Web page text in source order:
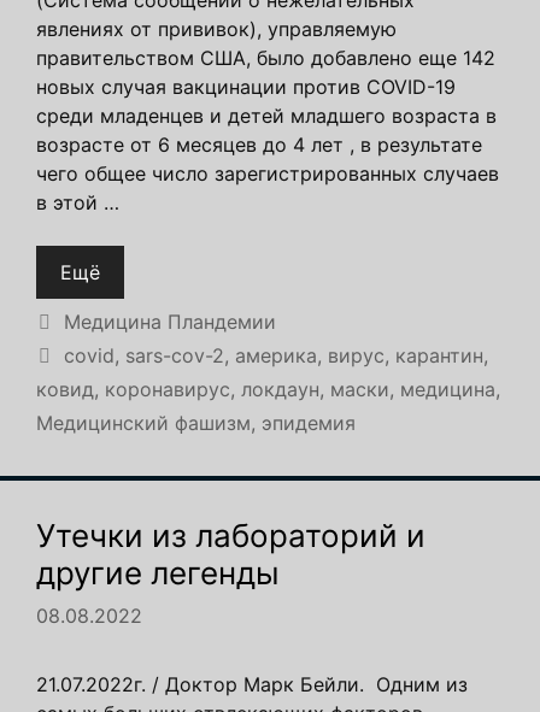
явлениях от прививок), управляемую
правительством США, было добавлено еще 142
новых случая вакцинации против COVID-19
среди младенцев и детей младшего возраста в
возрасте от 6 месяцев до 4 лет , в результате
чего общее число зарегистрированных случаев
в этой …
Ещё
Рубрики
Медицина Пландемии
Метки
covid, sars-cov-2, америка, вирус, карантин,
ковид, коронавирус, локдаун, маски, медицина,
Медицинский фашизм, эпидемия
Утечки из лабораторий и
другие легенды
08.08.2022
21.07.2022г. / Доктор Марк Бейли. Одним из